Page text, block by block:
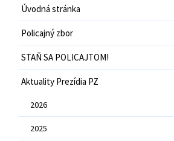
Úvodná stránka
Policajný zbor
STAŇ SA POLICAJTOM!
Aktuality Prezídia PZ
2026
2025